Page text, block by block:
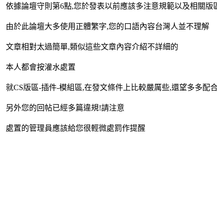
依據論壇守則第6點,您於發表以前應該多注意規範以及相關版
由於此論壇大多使用正體繁字,您的口語內容台灣人並不理解
文章相對太過簡單,類似這些文章內容介紹不詳細的
本人都會按灌水處置
就CS版區-插件-模組區,在發文條件上比較嚴厲些,還望多多配
另外您的回帖已經多篇違規!請注意
處置的管理員應該給您很輕微處罰作提醒